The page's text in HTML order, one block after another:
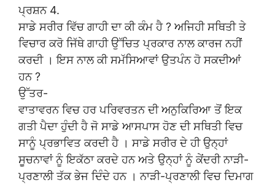
ਪ੍ਰਸ਼ਨ 4.
ਸਾਡੇ ਸਰੀਰ ਵਿੱਚ ਗਾਹੀ ਦਾ ਕੀ ਕੰਮ ਹੈ ? ਅਜਿਹੀ ਸਥਿਤੀ ਤੇ
ਵਿਚਾਰ ਕਰੋ ਜਿੱਥੇ ਗਾਹੀ ਉੱਚਿਤ ਪ੍ਰਕਾਰ ਨਾਲ ਕਾਰਜ ਨਹੀਂ
ਕਰਦੀ । ਇਸ ਨਾਲ ਕੀ ਸਮੱਸਿਆਵਾਂ ਉਤਪੰਨ ਹੋ ਸਕਦੀਆਂ
ਹਨ ?
ਉੱਤਰ-
ਵਾਤਾਵਰਨ ਵਿਚ ਹਰ ਪਰਿਵਰਤਨ ਦੀ ਅਨੁਕਿਰਿਆ ਤੋਂ ਇਕ
ਗਤੀ ਪੈਦਾ ਹੁੰਦੀ ਹੈ ਜੋ ਸਾਡੇ ਆਸਪਾਸ ਹੋਣ ਦੀ ਸਥਿਤੀ ਵਿਚ
ਸਾਨੂੰ ਪ੍ਰਭਾਵਿਤ ਕਰਦੀ ਹੈ । ਸਾਡੇ ਸਰੀਰ ਦੇ ਹੀ ਉਨ੍ਹਾਂ
ਸੂਚਨਾਵਾਂ ਨੂੰ ਇਕੱਠਾ ਕਰਦੇ ਹਨ ਅਤੇ ਉਨ੍ਹਾਂ ਨੂੰ ਕੇਂਦਰੀ ਨਾੜੀ-
ਪ੍ਰਣਾਲੀ ਤੱਕ ਭੇਜ ਦਿੰਦੇ ਹਨ । ਨਾੜੀ-ਪ੍ਰਣਾਲੀ ਵਿਚ ਦਿਮਾਗ